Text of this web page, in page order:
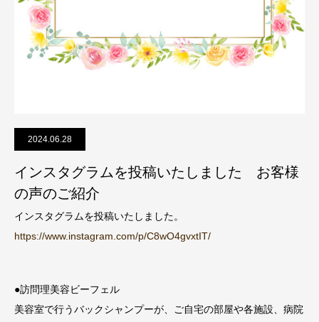
2024.06.28
インスタグラムを投稿いたしました お客様
の声のご紹介
インスタグラムを投稿いたしました。
https://www.instagram.com/p/C8wO4gvxtIT/
●訪問理美容ビーフェル
美容室で行うバックシャンプーが、ご自宅の部屋や各施設、病院